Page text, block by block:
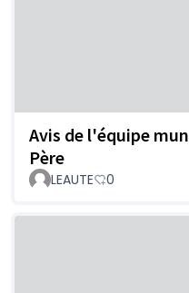
Avis de l'équipe
Père
LEAUTE 0